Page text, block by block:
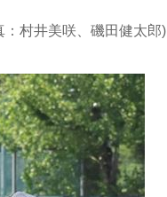
：村井美咲、磯田健太郎)